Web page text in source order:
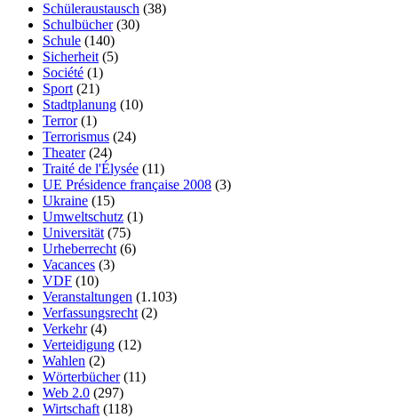
Schüleraustausch (38)
Schulbücher(30)
Schule (140)
Sicherheit(5)
Société (1)
Sport(21)
Stadtplanung (10)
Terror(1)
Terrorismus (24)
Theater(24)
Traité de l'Élysée (11)
UE Présidence française 2008 (3)
Ukraine (15)
Umweltschutz (1)
Universität(75)
Urheberrecht(6)
Vacances (3)
VDF (10)
Veranstaltungen (1.103)
Verfassungsrecht(2)
Verkehr(4)
Verteidigung (12)
Wahlen (2)
Wörterbücher(11)
Web 2.0 (297)
Wirtschaft(118)